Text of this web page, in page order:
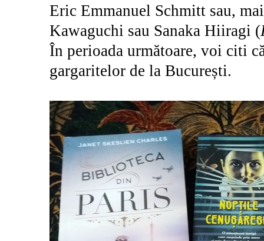
Eric Emmanuel Schmitt sau,
Kawaguchi sau Sanaka Hiiragi (
În perioada următoare, voi citi
gargaritelor de la București.